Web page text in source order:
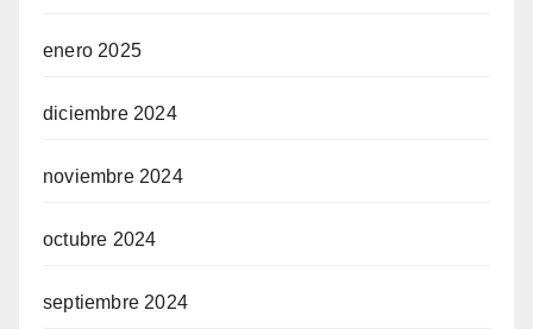
enero 2025
diciembre 2024
noviembre 2024
octubre 2024
septiembre 2024